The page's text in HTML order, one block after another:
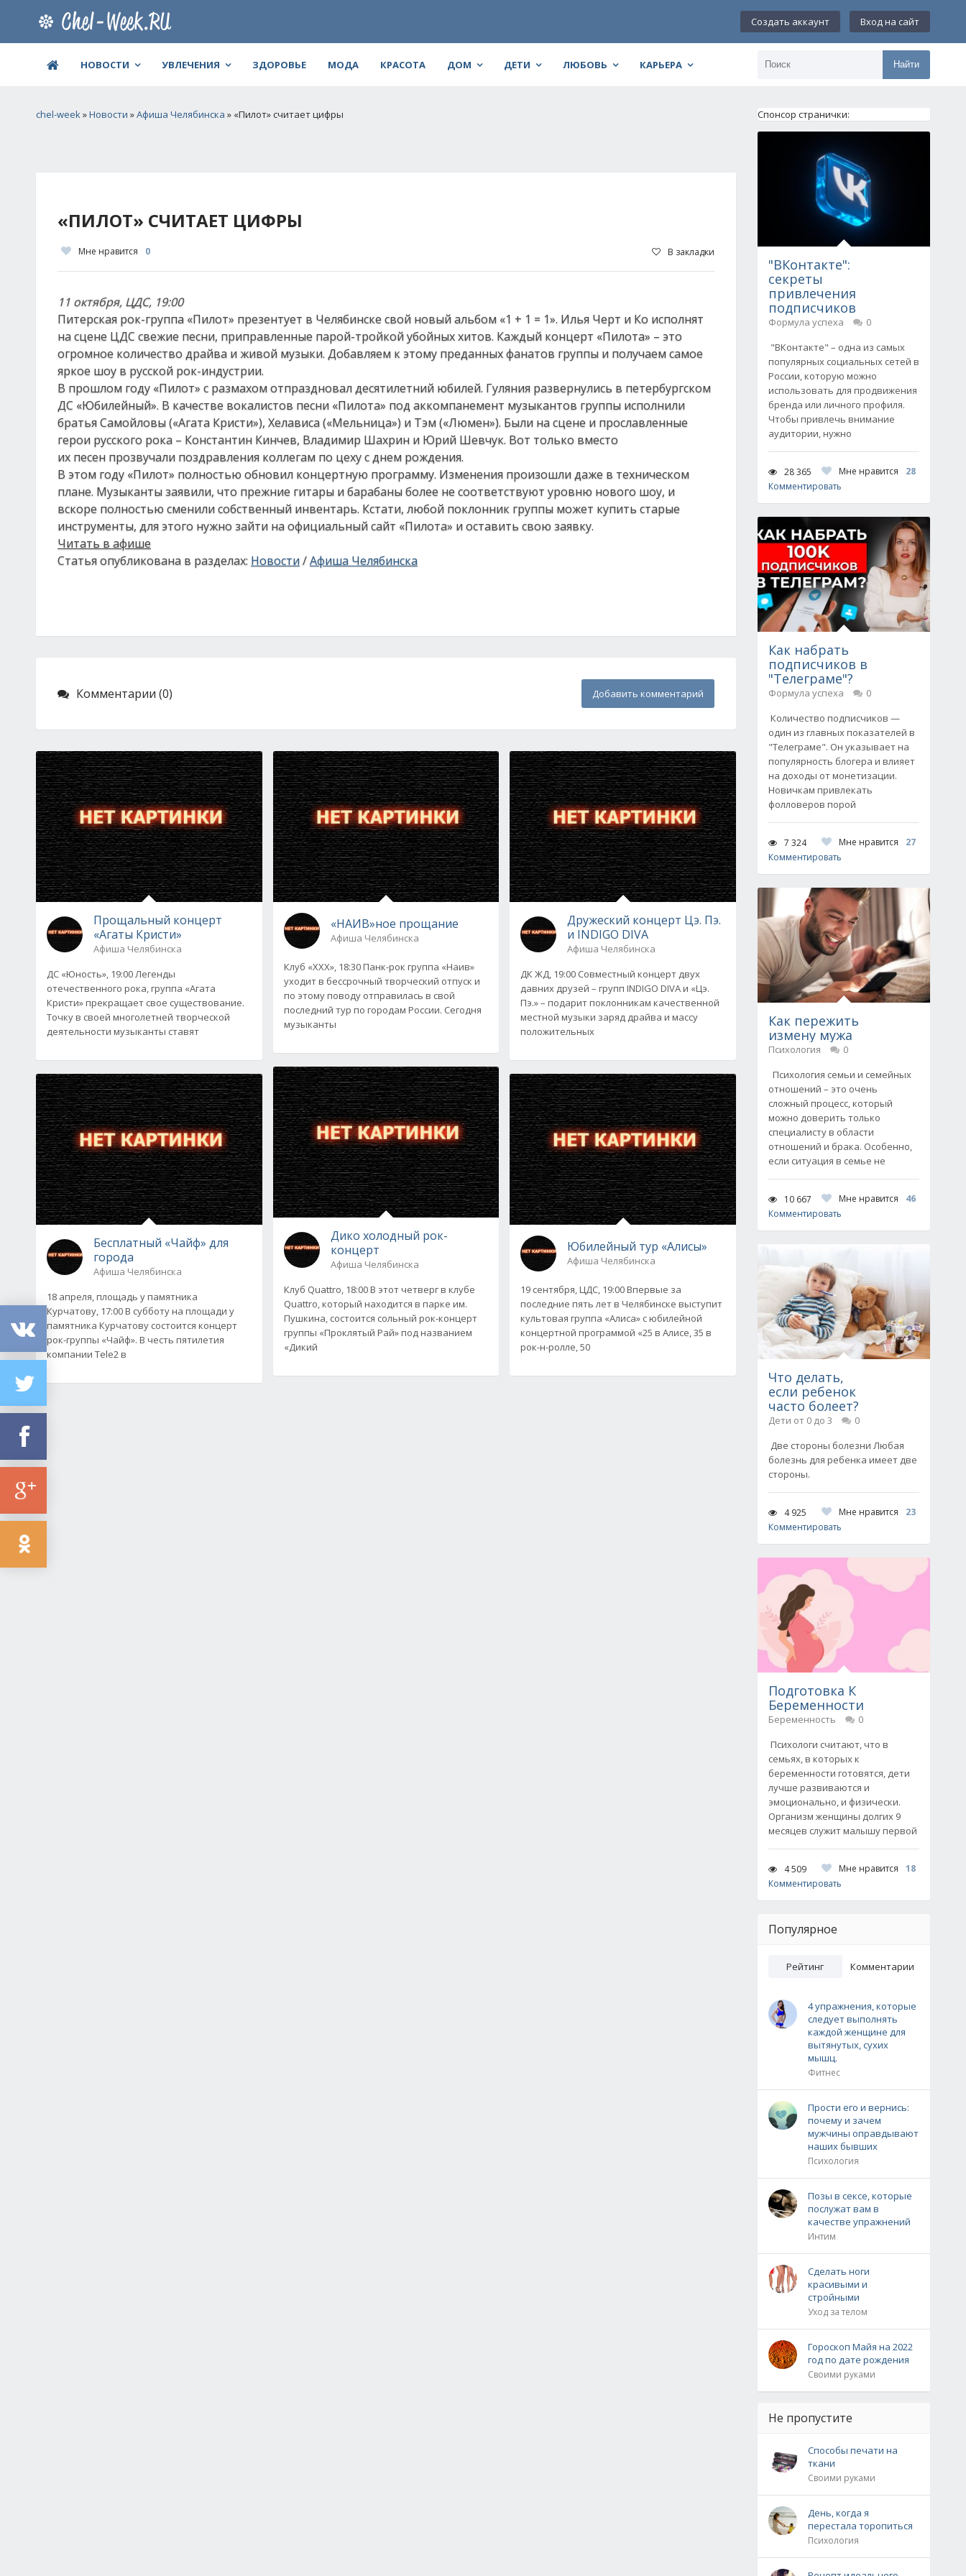
Создать аккаунт Вход на сайт
НОВОСТИ УВЛЕЧЕНИЯ ЗДОРОВЬЕ МОДА КРАСОТА ДОМ ДЕТИ ЛЮБОВЬ КАРЬЕРА Найти
chel-week»Новости »Афиша Челябинска » «Пилот» считает цифры
«ПИЛОТ» СЧИТАЕТ ЦИФРЫ
Мне нравится 0 В закладки
11 октября, ЦДС, 19:00
Питерская рок-группа «Пилот» презентует в Челябинске свой новый альбом «1 + 1 = 1». Илья Черт и Ко исполнят
на сцене ЦДС свежие песни, приправленные парой-тройкой убойных хитов. Каждый концерт «Пилота» – это
огромное количество драйва и живой музыки. Добавляем к этому преданных фанатов группы и получаем самое
яркое шоу в русской рок-индустрии.
В прошлом году «Пилот» с размахом отпраздновал десятилетний юбилей. Гуляния развернулись в петербургском
ДС «Юбилейный». В качестве вокалистов песни «Пилота» под аккомпанемент музыкантов группы исполнили
братья Самойловы («Агата Кристи»), Хелависа («Мельница») и Тэм («Люмен»). Были на сцене и прославленные
герои русского рока – Константин Кинчев, Владимир Шахрин и Юрий Шевчук. Вот только вместо
их песен прозвучали поздравления коллегам по цеху с днем рождения.
В этом году «Пилот» полностью обновил концертную программу. Изменения произошли даже в техническом
плане. Музыканты заявили, что прежние гитары и барабаны более не соответствуют уровню нового шоу, и
вскоре полностью сменили собственный инвентарь. Кстати, любой поклонник группы может купить старые
инструменты, для этого нужно зайти на официальный сайт «Пилота» и оставить свою заявку.
Читать в афише
Статья опубликована в разделах: Новости/Афиша Челябинска
Комментарии (0) Добавить комментарий
Прощальный концерт
«Агаты Кристи»
Афиша Челябинска
ДС «Юность», 19:00 Легенды
отечественного рока, группа «Агата
Кристи» прекращает свое существование.
Точку в своей многолетней творческой
деятельности музыканты ставят
Бесплатный «Чайф» для
города
Афиша Челябинска
18 апреля, площадь у памятника
Курчатову, 17:00 В субботу на площади у
памятника Курчатову состоится концерт
рок-группы «Чайф». В честь пятилетия
компании Tele2 в
«НАИВ»ное прощание
Афиша Челябинска
Клуб «ХХХ», 18:30 Панк-рок группа «Наив»
уходит в бессрочный творческий отпуск и
по этому поводу отправилась в свой
последний тур по городам России. Сегодня
музыканты
Дико холодный рок-
концерт
Афиша Челябинска
Клуб Quattro, 18:00 В этот четверг в клубе
Quattro, который находится в парке им.
Пушкина, состоится сольный рок-концерт
группы «Проклятый Рай» под названием
«Дикий
Дружеский концерт Цэ. Пэ.
и INDIGO DIVA
Афиша Челябинска
ДК ЖД, 19:00 Совместный концерт двух
давних друзей – групп INDIGO DIVA и «Цэ.
Пэ.» – подарит поклонникам качественной
местной музыки заряд драйва и массу
положительных
Юбилейный тур «Алисы»
Афиша Челябинска
19 сентября, ЦДС, 19:00 Впервые за
последние пять лет в Челябинске выступит
культовая группа «Алиса» с юбилейной
концертной программой «25 в Алисе, 35 в
рок-н-ролле, 50
Спонсор странички:
"ВКонтакте":
секреты
привлечения
подписчиков
Формула успеха
0
"ВКонтакте" – одна из самых
популярных социальных сетей в
России, которую можно
использовать для продвижения
бренда или личного профиля.
Чтобы привлечь внимание
аудитории, нужно
28 365 Мне нравится
28
Комментировать
Как набрать
подписчиков в
"Телеграме"?
Формула успеха
0
Количество подписчиков —
один из главных показателей в
"Телеграме". Он указывает на
популярность блогера и влияет
на доходы от монетизации.
Новичкам привлекать
фолловеров порой
7 324 Мне нравится
27
Комментировать
Как пережить
измену мужа
Психология
0
Психология семьи и семейных
отношений – это очень
сложный процесс, который
можно доверить только
специалисту в области
отношений и брака. Особенно,
если ситуация в семье не
10 667 Мне нравится
46
Комментировать
Что делать,
если ребенок
часто болеет?
Дети от 0 до 3
0
Две стороны болезни Любая
болезнь для ребенка имеет две
стороны.
4 925 Мне нравится
23
Комментировать
Подготовка К
Беременности
Беременность
0
Психологи считают, что в
семьях, в которых к
беременности готовятся, дети
лучше развиваются и
эмоционально, и физически.
Организм женщины долгих 9
месяцев служит малышу первой
4 509 Мне нравится
18
Комментировать
Популярное
Рейтинг Комментарии
4 упражнения, которые
следует выполнять
каждой женщине для
вытянутых, сухих
мышц.
Фитнес
Прости его и вернись:
почему и зачем
мужчины оправдывают
наших бывших
Психология
Позы в сексе, которые
послужат вам в
качестве упражнений
Интим
Сделать ноги
красивыми и
стройными
Уход за телом
Гороскоп Майя на 2022
год по дате рождения
Своими руками
Не пропустите
Способы печати на
ткани
Своими руками
День, когда я
перестала торопиться
Психология